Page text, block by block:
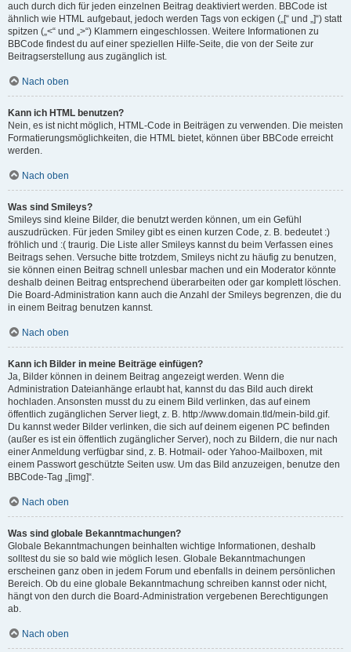
auch durch dich für jeden einzelnen Beitrag deaktiviert werden. BBCode ist
ähnlich wie HTML aufgebaut, jedoch werden Tags von eckigen („[“ und „]“) statt
spitzen („<“ und „>“) Klammern eingeschlossen. Weitere Informationen zu
BBCode findest du auf einer speziellen Hilfe-Seite, die von der Seite zur
Beitragserstellung aus zugänglich ist.
Nach oben
Kann ich HTML benutzen?
Nein, es ist nicht möglich, HTML-Code in Beiträgen zu verwenden. Die meisten
Formatierungsmöglichkeiten, die HTML bietet, können über BBCode erreicht
werden.
Nach oben
Was sind Smileys?
Smileys sind kleine Bilder, die benutzt werden können, um ein Gefühl
auszudrücken. Für jeden Smiley gibt es einen kurzen Code, z. B. bedeutet :)
fröhlich und :( traurig. Die Liste aller Smileys kannst du beim Verfassen eines
Beitrags sehen. Versuche bitte trotzdem, Smileys nicht zu häufig zu benutzen,
sie können einen Beitrag schnell unlesbar machen und ein Moderator könnte
deshalb deinen Beitrag entsprechend überarbeiten oder gar komplett löschen.
Die Board-Administration kann auch die Anzahl der Smileys begrenzen, die du
in einem Beitrag benutzen kannst.
Nach oben
Kann ich Bilder in meine Beiträge einfügen?
Ja, Bilder können in deinem Beitrag angezeigt werden. Wenn die
Administration Dateianhänge erlaubt hat, kannst du das Bild auch direkt
hochladen. Ansonsten musst du zu einem Bild verlinken, das auf einem
öffentlich zugänglichen Server liegt, z. B. http://www.domain.tld/mein-bild.gif.
Du kannst weder Bilder verlinken, die sich auf deinem eigenen PC befinden
(außer es ist ein öffentlich zugänglicher Server), noch zu Bildern, die nur nach
einer Anmeldung verfügbar sind, z. B. Hotmail- oder Yahoo-Mailboxen, mit
einem Passwort geschützte Seiten usw. Um das Bild anzuzeigen, benutze den
BBCode-Tag „[img]“.
Nach oben
Was sind globale Bekanntmachungen?
Globale Bekanntmachungen beinhalten wichtige Informationen, deshalb
solltest du sie so bald wie möglich lesen. Globale Bekanntmachungen
erscheinen ganz oben in jedem Forum und ebenfalls in deinem persönlichen
Bereich. Ob du eine globale Bekanntmachung schreiben kannst oder nicht,
hängt von den durch die Board-Administration vergebenen Berechtigungen
ab.
Nach oben